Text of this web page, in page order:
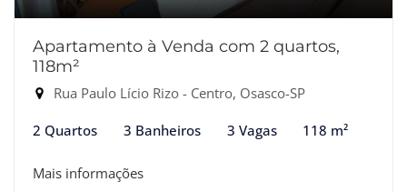
Apartamento à Venda com 2 quartos,
118m²
Rua Paulo Lício Rizo - Centro, Osasco-SP
2 Quartos 3 Banheiros 3 Vagas 118 m²
Mais informações